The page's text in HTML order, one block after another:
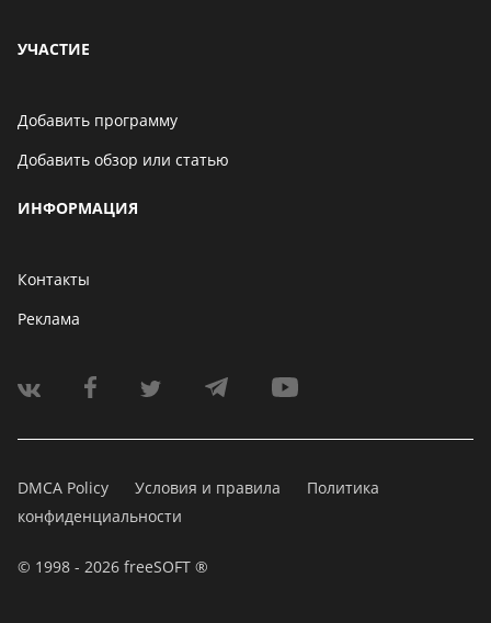
УЧАСТИЕ
Добавить программу
Добавить обзор или статью
ИНФОРМАЦИЯ
Контакты
Реклама
DMCA Policy Условия и правила
Политика
конфиденциальности
© 1998 - 2026 freeSOFT ®